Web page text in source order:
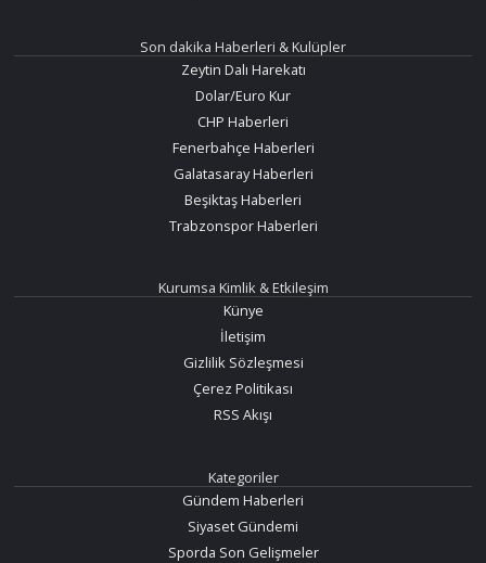
Son dakika Haberleri & Kulüpler
Zeytin Dalı Harekatı
Dolar/Euro Kur
CHP Haberleri
Fenerbahçe Haberleri
Galatasaray Haberleri
Beşiktaş Haberleri
Trabzonspor Haberleri
Kurumsa Kimlik & Etkileşim
Künye
İletişim
Gizlilik Sözleşmesi
Çerez Politikası
RSS Akışı
Kategoriler
Gündem Haberleri
Siyaset Gündemi
Sporda Son Gelişmeler